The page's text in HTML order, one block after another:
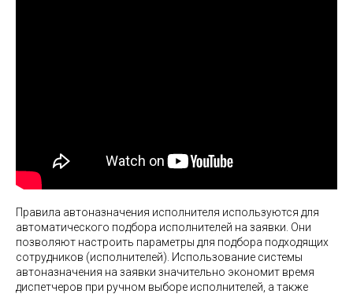
Правила автоназначения исполнителя используются для
автоматического подбора исполнителей на заявки. Они
позволяют настроить параметры для подбора подходящих
сотрудников (исполнителей). Использование системы
автоназначения на заявки значительно экономит время
диспетчеров при ручном выборе исполнителей, а также